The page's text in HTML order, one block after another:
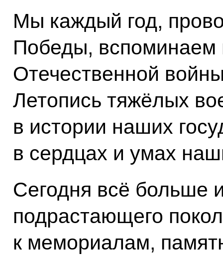
Мы каждый год,
Победы, вспоминаем
Отечественной
Летопись тяжёлых
в истории наших
в сердцах и умах
Сегодня всё больше
подрастающего
к мемориалам,